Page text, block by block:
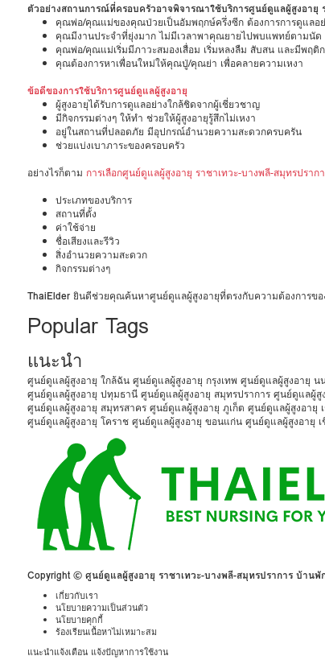
ตัวอย่างสถานการณ์ที่ครอบครัวอาจพิจารณาใช้บริการศูนย์ดูแลผู้สูงอายุ
คุณพ่อ/คุณแม่ของคุณป่วยเป็นอัมพฤกษ์ครึ่งซีก ต้องการการดูแลอ
คุณมีงานประจำที่ยุ่งมาก ไม่มีเวลาพาคุณยายไปพบแพทย์ตามนัด
คุณพ่อ/คุณแม่เริ่มมีภาวะสมองเสื่อม เริ่มหลงลืม สับสน และมีพฤติ
คุณต้องการหาเพื่อนใหม่ให้คุณปู่/คุณย่า เพื่อคลายความเหงา
ข้อดีของการใช้บริการศูนย์ดูแลผู้สูงอายุ
ผู้สูงอายุได้รับการดูแลอย่างใกล้ชิดจากผู้เชี่ยวชาญ
มีกิจกรรมต่างๆ ให้ทำ ช่วยให้ผู้สูงอายุรู้สึกไม่เหงา
อยู่ในสถานที่ปลอดภัย มีอุปกรณ์อำนวยความสะดวกครบครัน
ช่วยแบ่งเบาภาระของครอบครัว
อย่างไรก็ตาม การเลือกศูนย์ดูแลผู้สูงอายุ ราชาเทวะ-บางพลี-สมุทรปราก
ประเภทของบริการ
สถานที่ตั้ง
ค่าใช้จ่าย
ชื่อเสียงและรีวิว
สิ่งอำนวยความสะดวก
กิจกรรมต่างๆ
ThaiElderยินดีช่วยคุณค้นหาศูนย์ดูแลผู้สูงอายุที่ตรงกับความต้องการขอ
Popular Tags
แนะนำ
ศูนย์ดูแลผู้สูงอายุ ใกล้ฉัน ศูนย์ดูแลผู้สูงอายุ กรุงเทพ ศูนย์ดูแลผู้สูงอายุ น
ศูนย์ดูแลผู้สูงอายุ ปทุมธานี ศูนย์ดูแลผู้สูงอายุ สมุทรปราการ ศูนย์ดูแลผู้สู
ศูนย์ดูแลผู้สูงอายุ สมุทรสาคร ศูนย์ดูแลผู้สูงอายุ ภูเก็ต ศูนย์ดูแลผู้สูงอายุ
ศูนย์ดูแลผู้สูงอายุ โคราช ศูนย์ดูแลผู้สูงอายุ ขอนแก่น ศูนย์ดูแลผู้สูงอายุ เ
Copyright © ศูนย์ดูแลผู้สูงอายุ ราชาเทวะ-บางพลี-สมุทรปราการ บ้าน
เกี่ยวกับเรา
นโยบายความเป็นส่วนตัว
นโยบายคุกกี้
ร้องเรียนเนื้อหาไม่เหมาะสม
แนะนำแจ้งเตือน แจ้งปัญหาการใช้งาน